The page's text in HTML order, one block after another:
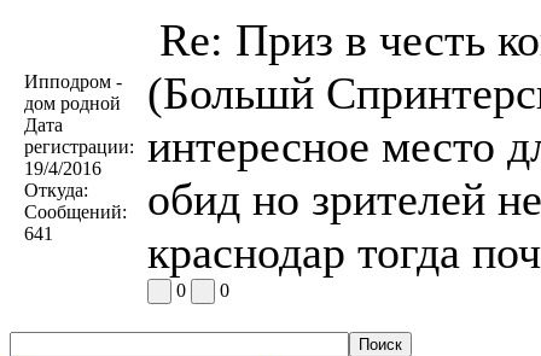
Ипподром -
дом родной
Дата
регистрации:
19/4/2016
Откуда:
Сообщений:
641
Re: Приз в честь
(Большй
интересное место
обид но зрителей
краснодар тогда
0 0